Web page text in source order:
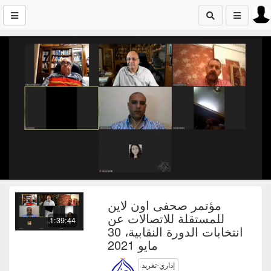
1:39:44
مؤتمر صحفى اون لاين
للمستقلة للاتصالات عن
انتخابات الدورة النقابية، 30
مايو 2021
إداري-تغريد